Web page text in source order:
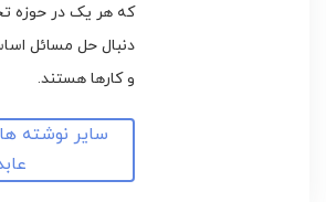
که هر یک در حوزه
دنبال حل مسائل
و کارها هستند.
سایر نوشته